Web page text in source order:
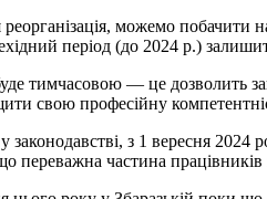
можемо побачити
період (до 2024 р.)
тимчасовою — це дозволить
свою професійну
законодавстві, з 1 вересня 2024
переважна частина